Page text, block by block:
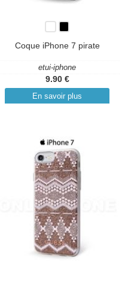
Coque iPhone 7 pirate
etui-iphone
9.90 €
En savoir plus